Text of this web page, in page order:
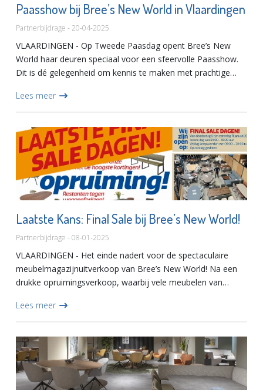
Paasshow bij Bree’s New World in Vlaardingen
Partnerbijdrage - 20-04-2025
VLAARDINGEN - Op Tweede Paasdag opent Bree’s New
World haar deuren speciaal voor een sfeervolle Paasshow.
Dit is dé gelegenheid om kennis te maken met prachtige
worden in eig...
Lees meer
Laatste Kans: Final Sale bij Bree’s New World!
Partnerbijdrage - 08-01-2025
VLAARDINGEN - Het einde nadert voor de spectaculaire
meubelmagazijnuitverkoop van Bree’s New World! Na een
drukke opruimingsverkoop, waarbij vele meubelen van
profiteren van...
Lees meer